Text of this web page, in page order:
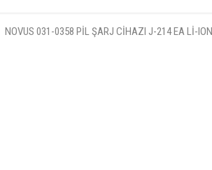
NOVUS 031-0358 PİL ŞARJ CİHAZI J-214 EA Lİ-ION